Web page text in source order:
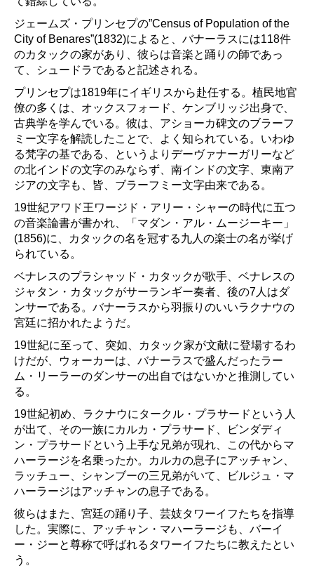
ジェームズ・プリンセプの”Census of Population of the
City of Benares”(1832)によると、バナーラスには118件
のカタックの家があり、彼らは音楽と踊りの師であっ
て、シュードラであると記述される。
プリンセプは1819年にイギリスから赴任する。植民地官
僚の多くは、オックスフォード、ケンブリッジ出身で、
古典学を学んでいる。彼は、アショーカ碑文のブラーフ
ミー文字を解読したことで、よく知られている。いわゆ
る梵字の基である、というよりデーヴァナーガリーなど
の北インドの文字のみならず、南インドの文字、東南ア
ジアの文字も、皆、ブラーフミー文字由来である。
19世紀アワド王ワージド・アリー・シャーの時代に五つ
の音楽論書が書かれ、「マダン・アル・ムージーキー」
(1856)に、カタックの名を冠する九人の楽士の名が挙げ
られている。
ベナレスのプラシャッド・カタックが歌手、ベナレスの
ジャタン・カタックがサーランギー奏者、後の7人はダ
ンサーである。バナーラスから羽振りのいいラクナウの
宮廷に招かれたようだ。
19世紀に至って、突如、カタック家が文献に登場するわ
けだが、ウォーカーは、バナーラスで盛んだったラー
ム・リーラーのダンサーの出自ではないかと推測してい
る。
19世紀初め、ラクナウにタークル・プラサードという人
が出て、その一族にカルカ・プラサード、ビンダディ
ン・プラサードという上手な兄弟が現れ、この代からマ
ハーラージを名乗ったか。カルカの息子にアッチャン、
ラッチュー、シャンブーの三兄弟がいて、ビルジュ・マ
ハーラージはアッチャンの息子である。
彼らはまた、宮廷の踊り子、芸妓タワーイフたちを指導
した。実際に、アッチャン・マハーラージも、バーイ
ー・ジーと尊称で呼ばれるタワーイフたちに教えたとい
う。